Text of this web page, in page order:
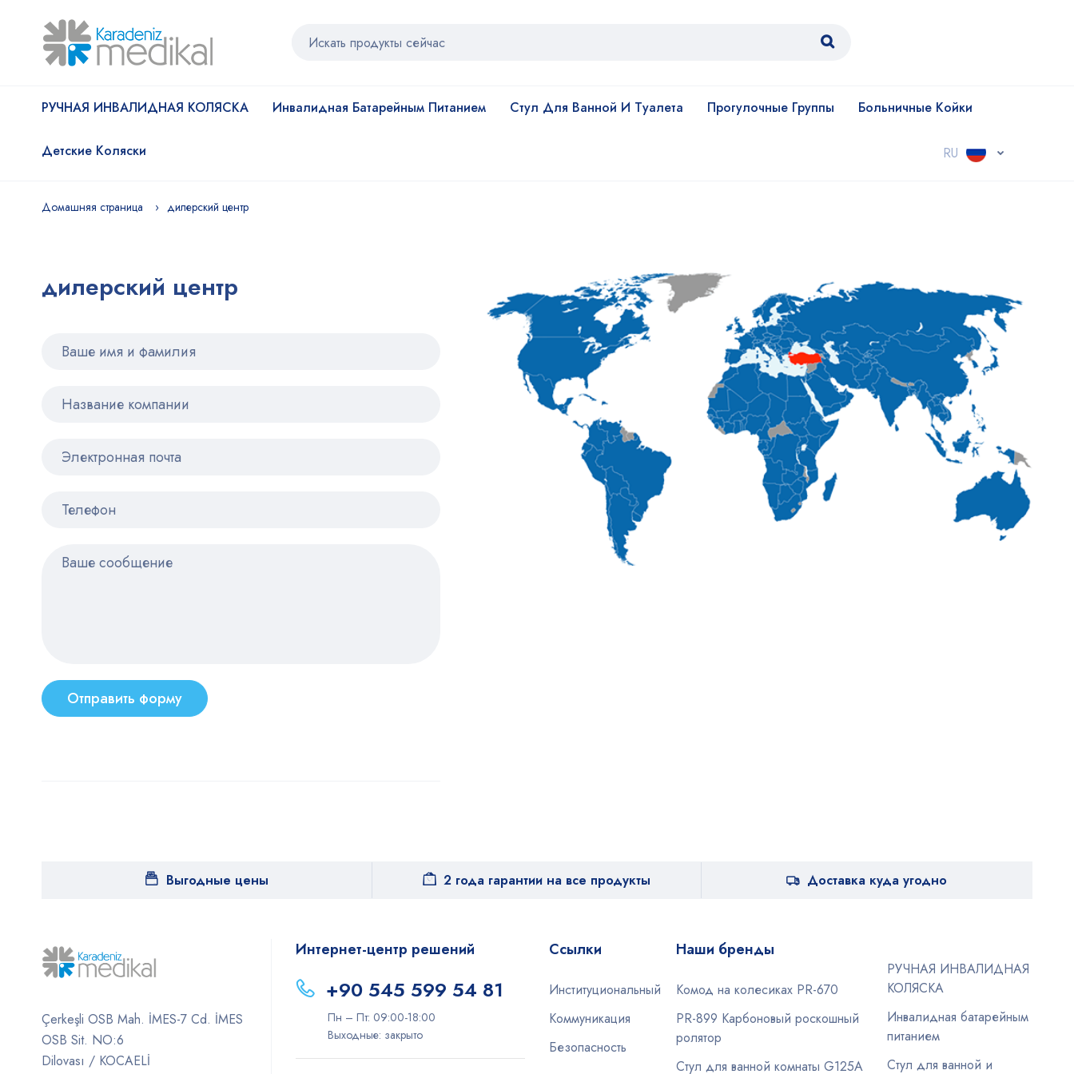
РУЧНАЯ ИНВАЛИДНАЯ КОЛЯСКА Инвалидная Батарейным Питанием Стул Для Ванной И Туалета Прогулочные Группы Больничные Койки
Детские Коляски RU
Домашняя страница дилерский центр
дилерский центр
Отправить форму
Выгодные цены 2 года гарантии на все продукты Доставка куда угодно
Çerkeşli OSB Mah. İMES-7 Cd. İMES
OSB Sit. NO:6
Dilovası / KOCAELİ
Интернет-центр решений
+90 545 599 54 81
Пн – Пт: 09:00-18:00
Выходные: закрыто
Ссылки
Институциональный
Коммуникация
Безопасность
Наши бренды
Комод на колесиках PR-670
PR-899 Карбоновый роскошный
ролятор
Стул для ванной комнаты G125A
РУЧНАЯ ИНВАЛИДНАЯ
КОЛЯСКА
Инвалидная батарейным
питанием
Стул для ванной и